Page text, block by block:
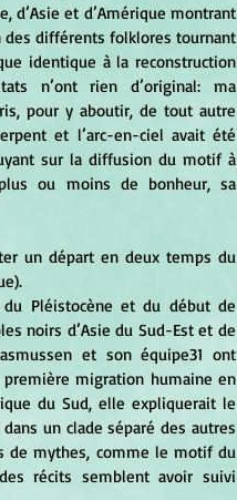
d’Asie et d’Amérique montrant
des différents folklores tournant
identique à la reconstruction
n’ont rien d’original: ma
pour y aboutir, de tout autre
et l’arc-en-ciel avait été
sur la diffusion du motif à
ou moins de bonheur, sa
noirs d’Asie du Sud-Est et de
et son équipe31 ont
première migration humaine en
du Sud, elle expliquerait le
un clade séparé des autres
de mythes, comme le motif du
récits semblent avoir suivi